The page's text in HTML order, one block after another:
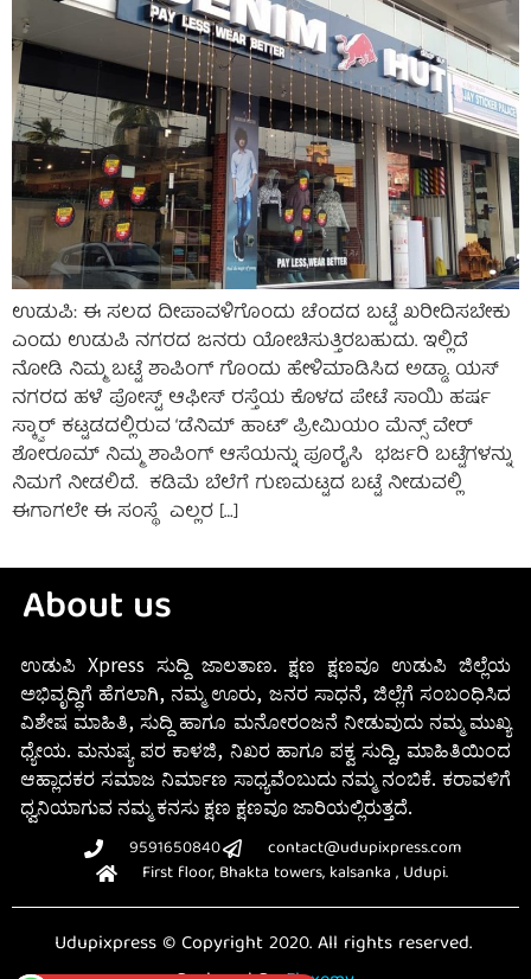
ಉಡುಪಿ: ಈ ಸಲದ ದೀಪಾವಳಿಗೊಂದು ಚೆಂದದ ಬಟ್ಟೆ ಖರೀದಿಸಬೇಕು
ಎಂದು ಉಡುಪಿ ನಗರದ ಜನರು ಯೋಚಿಸುತ್ತಿರಬಹುದು. ಇಲ್ಲಿದೆ
ನೋಡಿ ನಿಮ್ಮ ಬಟ್ಟೆ ಶಾಪಿಂಗ್ ಗೊಂದು ಹೇಳಿಮಾಡಿಸಿದ ಅಡ್ಡಾ. ಯಸ್
ನಗರದ ಹಳೆ ಪೋಸ್ಟ್ ಆಫೀಸ್ ರಸ್ತೆಯ ಕೊಳದ ಪೇಟೆ ಸಾಯಿ ಹರ್ಷ
ಸ್ಕ್ವಾರ್ ಕಟ್ಟಡದಲ್ಲಿರುವ ‘ಡೆನಿಮ್ ಹಾಟ್’ ಪ್ರೀಮಿಯಂ ಮೆನ್ಸ್ ವೇರ್
ಶೋರೂಮ್ ನಿಮ್ಮ ಶಾಪಿಂಗ್ ಆಸೆಯನ್ನು ಪೂರೈಸಿ ಭರ್ಜರಿ ಬಟ್ಟೆಗಳನ್ನು
ನಿಮಗೆ ನೀಡಲಿದೆ. ಕಡಿಮೆ ಬೆಲೆಗೆ ಗುಣಮಟ್ಟದ ಬಟ್ಟೆ ನೀಡುವಲ್ಲಿ
ಈಗಾಗಲೇ ಈ ಸಂಸ್ಥೆ ಎಲ್ಲರ […]
About us
ಉಡುಪಿ Xpress ಸುದ್ದಿ ಜಾಲತಾಣ. ಕ್ಷಣ ಕ್ಷಣವೂ ಉಡುಪಿ ಜಿಲ್ಲೆಯ
ಅಭಿವೃದ್ಧಿಗೆ ಹೆಗಲಾಗಿ, ನಮ್ಮ ಊರು, ಜನರ ಸಾಧನೆ, ಜಿಲ್ಲೆಗೆ ಸಂಬಂಧಿಸಿದ
ವಿಶೇಷ ಮಾಹಿತಿ, ಸುದ್ದಿ ಹಾಗೂ ಮನೋರಂಜನೆ ನೀಡುವುದು ನಮ್ಮ ಮುಖ್ಯ
ಧ್ಯೇಯ. ಮನುಷ್ಯ ಪರ ಕಾಳಜಿ, ನಿಖರ ಹಾಗೂ ಪಕ್ವ ಸುದ್ದಿ, ಮಾಹಿತಿಯಿಂದ
ಆಹ್ಲಾದಕರ ಸಮಾಜ ನಿರ್ಮಾಣ ಸಾಧ್ಯವೆಂಬುದು ನಮ್ಮ ನಂಬಿಕೆ. ಕರಾವಳಿಗೆ
ಧ್ವನಿಯಾಗುವ ನಮ್ಮ ಕನಸು ಕ್ಷಣ ಕ್ಷಣವೂ ಜಾರಿಯಲ್ಲಿರುತ್ತದೆ.
9591650840
contact@udupixpress.com
First floor, Bhakta towers, kalsanka , Udupi.
Udupixpress © Copyright 2020. All rights reserved.